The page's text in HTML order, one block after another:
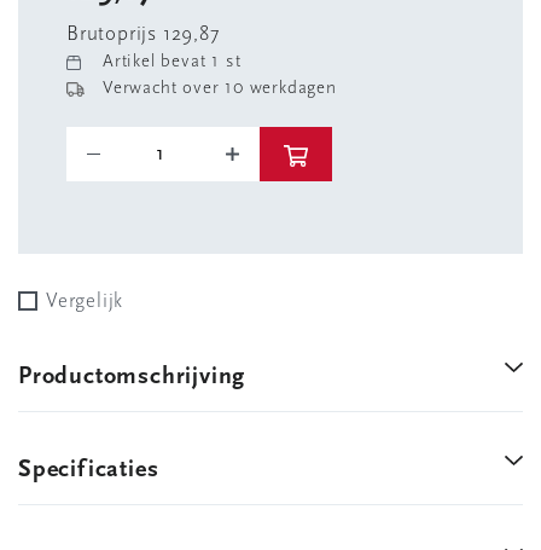
Brutoprijs 129,87
Artikel bevat 1 st
Verwacht over 10 werkdagen
Vergelijk
Productomschrijving
Specificaties